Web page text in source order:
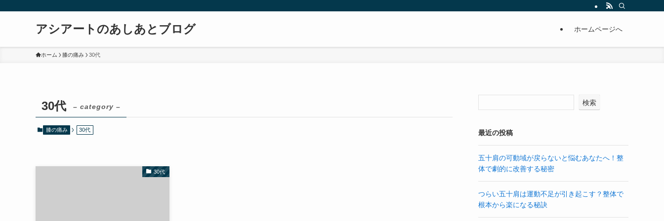
アシアートのあしあとブログ ホームページへ
ホーム 膝の痛み 30代
30代 – category –
膝の痛み 30代
30代
検索
最近の投稿
五十肩の可動域が戻らないと悩むあなたへ！整
体で劇的に改善する秘密
つらい五十肩は運動不足が引き起こす？整体で
根本から楽になる秘訣